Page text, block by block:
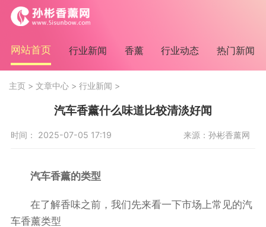
网站首页 行业新闻 香薰 行业动态 热门新闻
主页 > 文章中心 > 行业新闻 >
汽车香薰什么味道比较清淡好闻
时间： 2025-07-05 17:19 来源：孙彬香薰网
汽车香薰的类型
在了解香味之前，我们先来看一下市场上常见的汽
车香薰类型